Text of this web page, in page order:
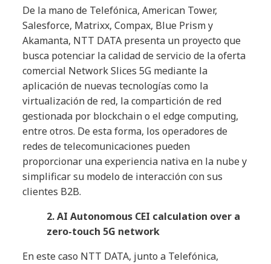
De la mano de Telefónica, American Tower,
Salesforce, Matrixx, Compax, Blue Prism y
Akamanta, NTT DATA presenta un proyecto que
busca potenciar la calidad de servicio de la oferta
comercial Network Slices 5G mediante la
aplicación de nuevas tecnologías como la
virtualización de red, la compartición de red
gestionada por blockchain o el edge computing,
entre otros. De esta forma, los operadores de
redes de telecomunicaciones pueden
proporcionar una experiencia nativa en la nube y
simplificar su modelo de interacción con sus
clientes B2B.
2. AI Autonomous CEI calculation over a
zero-touch 5G network
En este caso NTT DATA, junto a Telefónica,